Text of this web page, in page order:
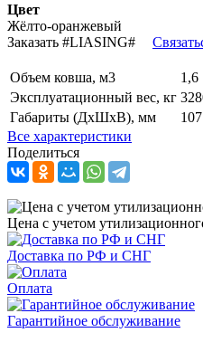
Цвет
Жёлто-оранжевый
Заказать #LIASING#
Объем ковша, м3
1,6
Эксплуатационный вес, кг
Габариты (ДхШхВ), мм
Все характеристики
Поделиться
Цена с учетом
Доставка по РФ и СНГ
Оплата
Гарантийное обслуживание